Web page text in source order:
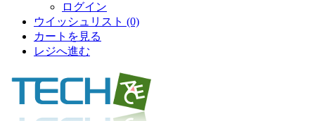
ログイン
ウイッシュリスト (0)
カートを見る
レジへ進む